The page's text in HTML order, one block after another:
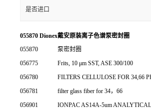
是否进口
055870 Dionex戴安原装离子色谱泵密封圈
055870
泵密封圈
056775
Frits, 10 μm SST, ASE 300/100
056780
FILTERS CELLULOSE FOR 34,66
056781
filter glass fiber for 34，66
056901
IONPAC AS14A-5um ANALYTICAL